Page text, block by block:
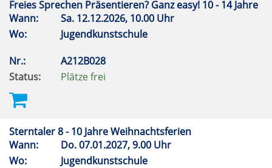
Freies Sprechen Präsentieren? Ganz easy! 10 - 14 Jahre
Wann:
Sa. 12.12.2026, 10.00 Uhr
Wo:
Jugendkunstschule
Nr.:
A212B028
Status:
Plätze frei
Sterntaler 8 - 10 Jahre Weihnachtsferien
Wann:
Do.07.01.2027, 9.00 Uhr
Wo:
Jugendkunstschule